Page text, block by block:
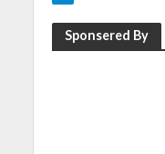
Sponsered By